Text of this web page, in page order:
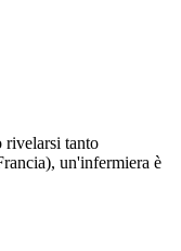
rivelarsi tanto
un'infermiera è